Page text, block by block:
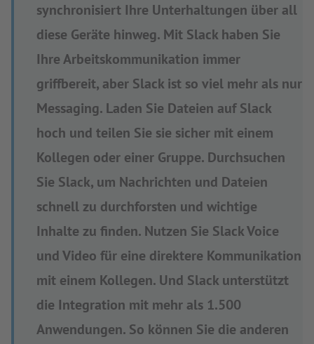
synchronisiert Ihre Unterhaltungen über all
diese Geräte hinweg. Mit Slack haben Sie
Ihre Arbeitskommunikation immer
griffbereit, aber Slack ist so viel mehr als nur
Messaging. Laden Sie Dateien auf Slack
hoch und teilen Sie sie sicher mit einem
Kollegen oder einer Gruppe. Durchsuchen
Sie Slack, um Nachrichten und Dateien
schnell zu durchforsten und wichtige
Inhalte zu finden. Nutzen Sie Slack Voice
und Video für eine direktere Kommunikation
mit einem Kollegen. Und Slack unterstützt
die Integration mit mehr als 1.500
Anwendungen. So können Sie die anderen